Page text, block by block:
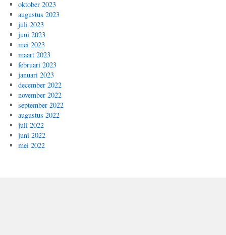
oktober 2023
augustus 2023
juli 2023
juni 2023
mei 2023
maart 2023
februari 2023
januari 2023
december 2022
november 2022
september 2022
augustus 2022
juli 2022
juni 2022
mei 2022